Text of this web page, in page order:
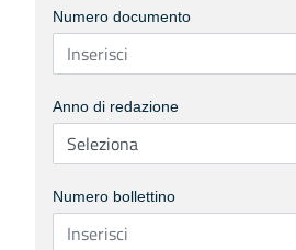
Numero documento
Anno di redazione
Numero bollettino